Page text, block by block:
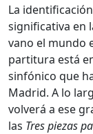
La
significativa en
vano el mundo
partitura está
sinfónico que
Madrid. A lo
volverá a ese
las Tres piezas